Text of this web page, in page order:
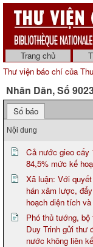
Trang chủ
Thư viện báo chí của
Nhân Dân, Số
Số báo
Nội dung
Cả nước gieo cấy
84,5% mức kế
Xã luận: Với
hán xâm lược,
hoạch diện tích
Phó thủ tướng,
Duy Trinh gửi thư
nước không liên